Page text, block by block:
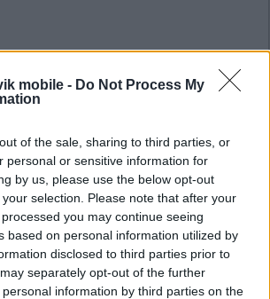
mobile - Do Not Process My
of the sale, sharing to third parties, or
personal or sensitive information for
by us, please use the below opt-out
selection. Please note that after your
you may continue seeing
based on personal information utilized by
disclosed to third parties prior to
separately opt-out of the further
information by third parties on the